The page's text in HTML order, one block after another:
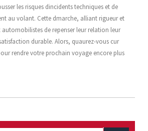
les risques dincidents techniques et de
au volant. Cette dmarche, alliant rigueur et
de repenser leur relation leur
durable. Alors, quaurez-vous cur
rendre votre prochain voyage encore plus